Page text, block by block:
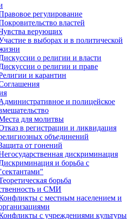
регулирование
властей
верующих
в выборах и в политической
о религии и власти
о религии и праве
и карантин
и полицейское
для молитвы
в регистрации и ликвидация
объединений
от гонений
дискриминация
и борьба с
борьба
и СМИ
с местным населением и
с учреждениями культуры